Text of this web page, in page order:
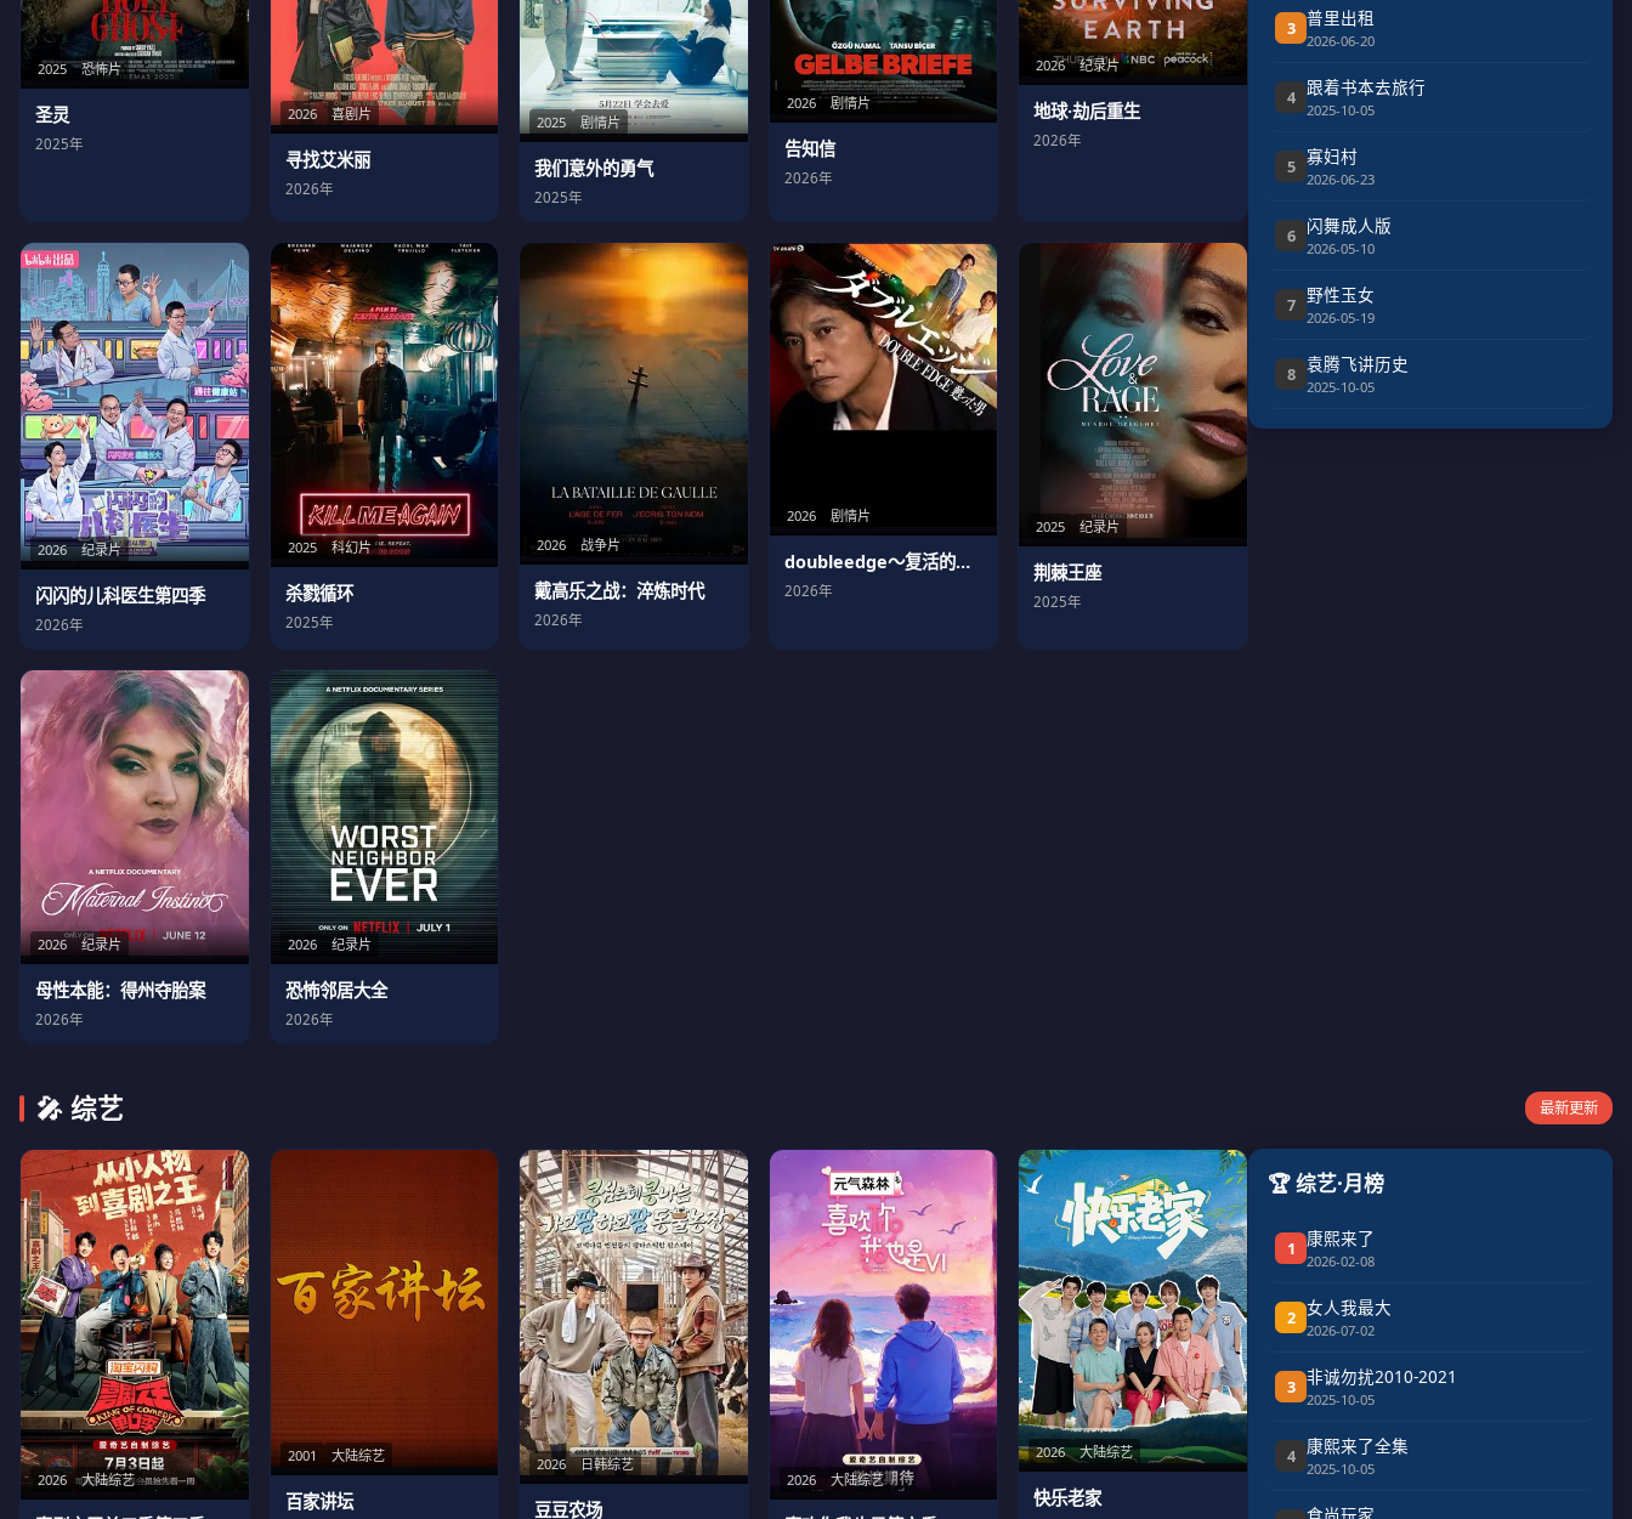
2025 恐怖片
圣灵
2025年
2026 喜剧片
寻找艾米丽
2026年
2025 剧情片
我们意外的勇气
2025年
2026 剧情片
告知信
2026年
2026 纪录片
地球·劫后重生
2026年
2026 纪录片
闪闪的儿科医生第四季
2026年
2025 科幻片
杀戮循环
2025年
2026 战争片
戴高乐之战：淬炼时代
2026年
2026 剧情片
doubleedge～复活的男人
2026年
2025 纪录片
荆棘王座
2025年
2026 纪录片
母性本能：得州夺胎案
2026年
2026 纪录片
恐怖邻居大全
2026年
3 普里出租
2026-06-20
4 跟着书本去旅行
2025-10-05
5 寡妇村
2026-06-23
6 闪舞成人版
2026-05-10
7 野性玉女
2026-05-19
8 袁腾飞讲历史
2025-10-05
🎤 综艺 最新更新
2026 大陆综艺
2001 大陆综艺
百家讲坛
2026 日韩综艺
豆豆农场
2026 大陆综艺
2026 大陆综艺
快乐老家
🏆 综艺·月榜
1 康熙来了
2026-02-08
2 女人我最大
2026-07-02
3 非诚勿扰2010-2021
2025-10-05
4 康熙来了全集
2025-10-05
食尚玩家